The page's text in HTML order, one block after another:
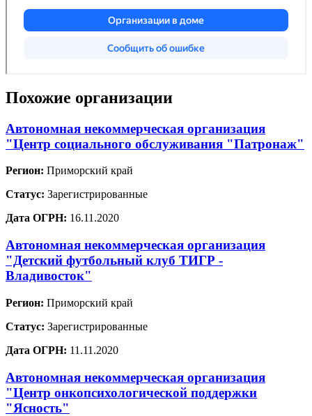
Похожие организации
Автономная некоммерческая организация
"Центр социального обслуживания "Патронаж"
Регион: Приморский край
Статус: Зарегистрированные
Дата ОГРН: 16.11.2020
Автономная некоммерческая организация
"Детский футбольный клуб ТИГР -
Владивосток"
Регион: Приморский край
Статус: Зарегистрированные
Дата ОГРН: 11.11.2020
Автономная некоммерческая организация
"Центр онкопсихологической поддержки
"Ясность"